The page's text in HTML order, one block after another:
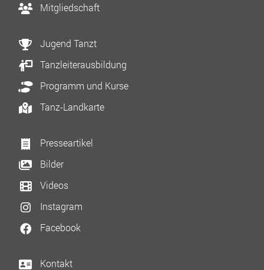
Mitgliedschaft
Jugend Tanzt
Tanzleiterausbildung
Programm und Kurse
Tanz-Landkarte
Presseartikel
Bilder
Videos
Instagram
Facebook
Kontakt